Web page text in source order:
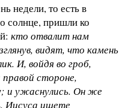
недели, то есть в
солнце, пришли ко
кто отвалит нам
видят, что камень
И, войдя во гроб,
стороне,
и ужаснулись. Он же
Иисуса ищете